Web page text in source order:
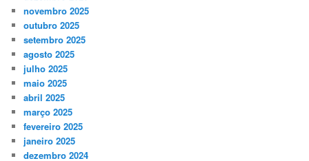
novembro 2025
outubro 2025
setembro 2025
agosto 2025
julho 2025
maio 2025
abril 2025
março 2025
fevereiro 2025
janeiro 2025
dezembro 2024